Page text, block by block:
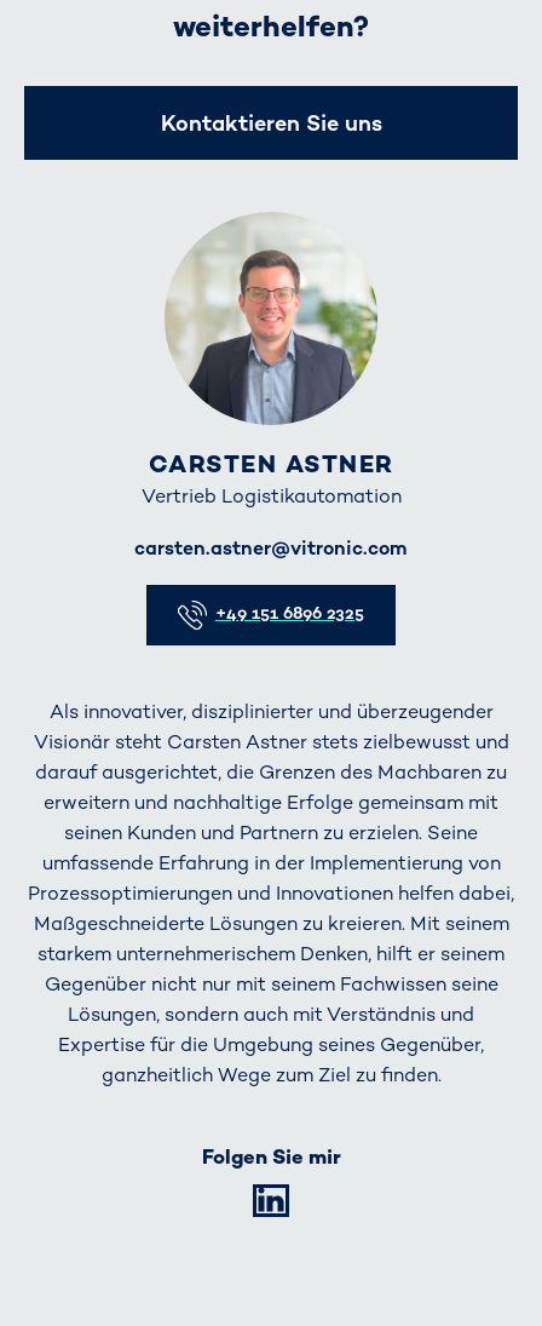
weiterhelfen?
CARSTEN ASTNER
Vertrieb Logistikautomation
carsten.astner@vitronic.com
+49 151 6896 2325
Als innovativer, disziplinierter und überzeugender
Visionär steht Carsten Astner stets zielbewusst und
darauf ausgerichtet, die Grenzen des Machbaren zu
erweitern und nachhaltige Erfolge gemeinsam mit
seinen Kunden und Partnern zu erzielen. Seine
umfassende Erfahrung in der Implementierung von
Prozessoptimierungen und Innovationen helfen dabei,
Maßgeschneiderte Lösungen zu kreieren. Mit seinem
starkem unternehmerischem Denken, hilft er seinem
Gegenüber nicht nur mit seinem Fachwissen seine
Lösungen, sondern auch mit Verständnis und
Expertise für die Umgebung seines Gegenüber,
ganzheitlich Wege zum Ziel zu finden.
Folgen Sie mir
Kontaktieren Sie uns